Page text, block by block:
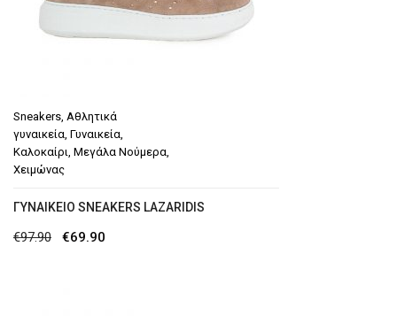
Sneakers Αθλητικά
γυναικεία Γυναικεία
Καλοκαίρι Μεγάλα Νούμερα
Χειμώνας
ΓΥΝΑΙΚΕΊΟ SNEAKERS LAZARIDIS
€97.90
Original
€69.90